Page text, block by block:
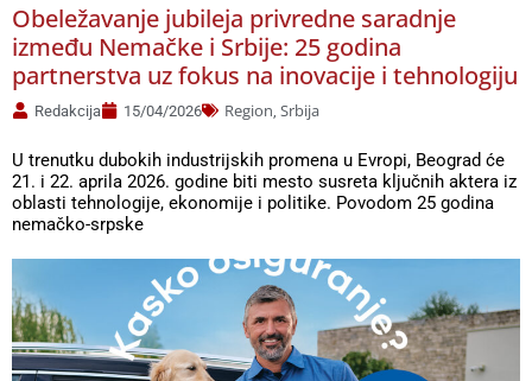
Obeležavanje jubileja privredne saradnje
između Nemačke i Srbije: 25 godina
partnerstva uz fokus na inovacije i tehnologiju
Redakcija 15/04/2026 Region Srbija
U trenutku dubokih industrijskih promena u Evropi, Beograd će
21. i 22. aprila 2026. godine biti mesto susreta ključnih aktera iz
oblasti tehnologije, ekonomije i politike. Povodom 25 godina
nemačko-srpske